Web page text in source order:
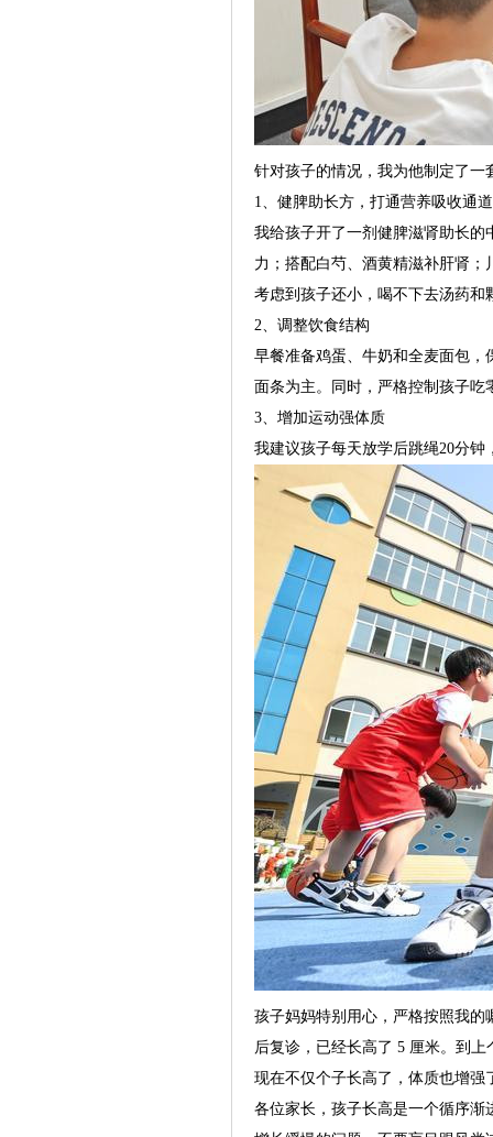
针对孩子的情况，我为他制定了
1、健脾助长方，打通营养吸收通道
我给孩子开了一剂健脾滋肾助长
力；搭配白芍、酒黄精滋补肝肾；
考虑到孩子还小，喝不下去汤药
2、调整饮食结构
早餐准备鸡蛋、牛奶和全麦面包
面条为主。同时，严格控制孩子
3、增加运动强体质
我建议孩子每天放学后跳绳20分
孩子妈妈特别用心，严格按照我
后复诊，已经长高了 5 厘米。到
现在不仅个子长高了，体质也增
各位家长，孩子长高是一个循序